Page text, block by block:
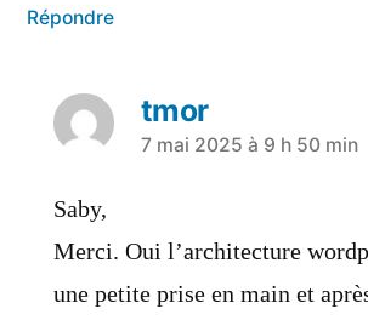
Répondre
tmor
7 mai 2025 à 9 h 50 min
Saby,
Merci. Oui l’architecture
une petite prise en main et